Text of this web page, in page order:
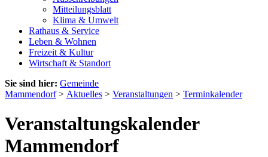
Mitteilungsblatt
Klima & Umwelt
Rathaus & Service
Leben & Wohnen
Freizeit & Kultur
Wirtschaft & Standort
Sie sind hier: Gemeinde
Mammendorf> Aktuelles > Veranstaltungen > Terminkalender
Veranstaltungskalender
Mammendorf